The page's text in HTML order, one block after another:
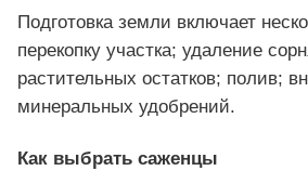
Подготовка земли включает
перекопку участка; удаление
растительных остатков; полив;
минеральных удобрений.
Как выбрать саженцы